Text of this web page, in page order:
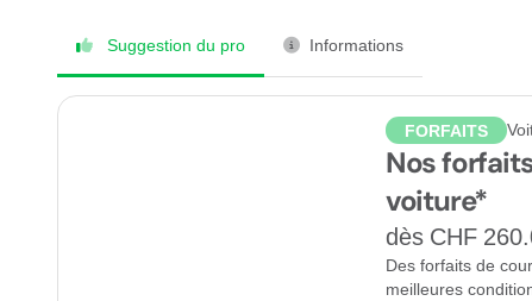
Suggestion du pro Informations
FORFAITS
Nos
voiture*
dès CHF
Des forfaits de
meilleures